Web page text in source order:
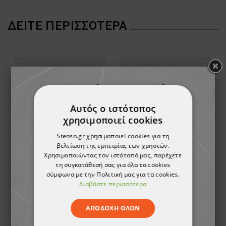
ΔΕΊΤΕ ΠΕΡΙΣΣΌΤΕΡΑ
Ζώνη URAIM Ζώνη CERVA BELT
Αυτός ο ιστότοπος
χρησιμοποιεί cookies
Stenso.gr χρησιμοποιεί cookies για τη
βελτίωση της εμπειρίας των χρηστών.
Χρησιμοποιώντας τον ιστότοπό μας, παρέχετε
τη συγκατάθεσή σας για όλα τα cookies
σύμφωνα με την Πολιτική μας για τα cookies.
Διαβάστε περισσότερα
ΑΠΟΔΟΧΉ ΌΛΩΝ